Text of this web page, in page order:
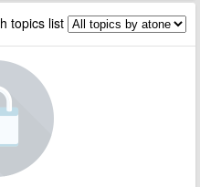
topics list